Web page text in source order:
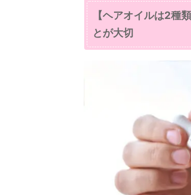
【ヘアオイルは2種
とが大切